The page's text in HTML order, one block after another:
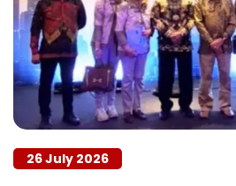
26 July 2026